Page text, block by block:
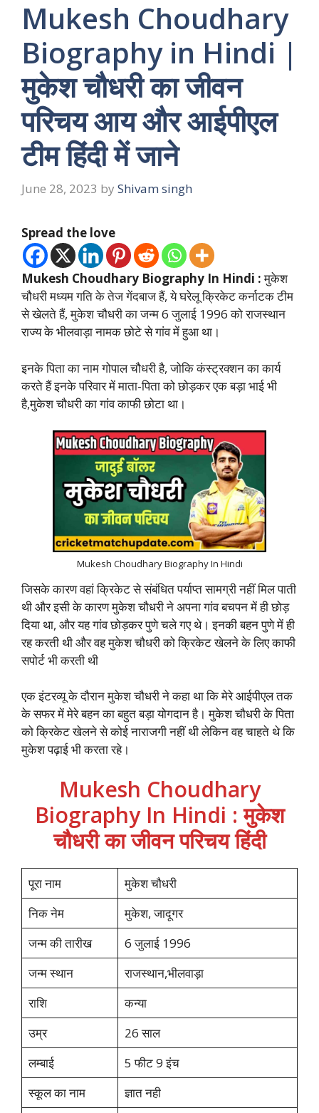
Mukesh Choudhary
Biography in Hindi |
मुकेश चौधरी का जीवन
परिचय आय और आईपीएल
टीम हिंदी में जाने
June 28, 2023 by Shivam singh
Spread the love
Mukesh Choudhary Biography In Hindi :मुकेश
चौधरी मध्यम गति के तेज गेंदबाज हैं, ये घरेलू क्रिकेट कर्नाटक टीम
से खेलते हैं, मुकेश चौधरी का जन्म 6 जुलाई 1996 को राजस्थान
राज्य के भीलवाड़ा नामक छोटे से गांव में हुआ था।
इनके पिता का नाम गोपाल चौधरी है, जोकि कंस्ट्रक्शन का कार्य
करते हैं इनके परिवार में माता-पिता को छोड़कर एक बड़ा भाई भी
है,मुकेश चौधरी का गांव काफी छोटा था।
Mukesh Choudhary Biography In Hindi
जिसके कारण वहां क्रिकेट से संबंधित पर्याप्त सामग्री नहीं मिल पाती
थी और इसी के कारण मुकेश चौधरी ने अपना गांव बचपन में ही छोड़
दिया था, और यह गांव छोड़कर पुणे चले गए थे। इनकी बहन पुणे में ही
रह करती थी और वह मुकेश चौधरी को क्रिकेट खेलने के लिए काफी
सपोर्ट भी करती थी
एक इंटरव्यू के दौरान मुकेश चौधरी ने कहा था कि मेरे आईपीएल तक
के सफर में मेरे बहन का बहुत बड़ा योगदान है। मुकेश चौधरी के पिता
को क्रिकेट खेलने से कोई नाराजगी नहीं थी लेकिन वह चाहते थे कि
मुकेश पढ़ाई भी करता रहे।
Mukesh Choudhary
Biography In Hindi : मुकेश
चौधरी का जीवन परिचय हिंदी
पूरा नाम
मुकेश चौधरी
निक नेम
मुकेश, जादूगर
जन्म की तारीख
6 जुलाई 1996
जन्म स्थान
राजस्थान,भीलवाड़ा
राशि
कन्या
उम्र
26 साल
लम्बाई
5 फीट 9 इंच
स्कूल का नाम
ज्ञात नही